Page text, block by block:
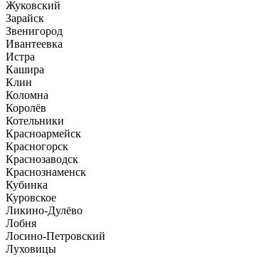
Жуковский
Зарайск
Звенигород
Ивантеевка
Истра
Кашира
Клин
Коломна
Королёв
Котельники
Красноармейск
Красногорск
Краснозаводск
Краснознаменск
Кубинка
Куровское
Ликино-Дулёво
Лобня
Лосино-Петровский
Луховицы